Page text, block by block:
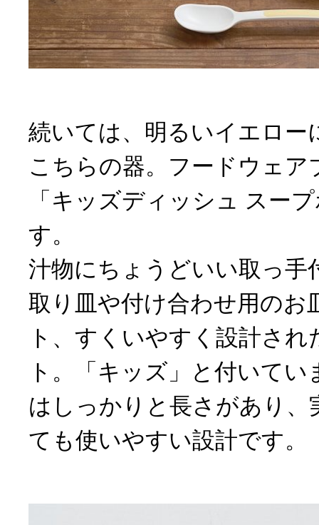
続いては、明るいイエロー
こちらの器。フードウェア
「キッズディッシュ スー
す。
汁物にちょうどいい取っ手
取り皿や付け合わせ用のお
ト、すくいやすく設計さ
ト。「キッズ」と付いて
はしっかりと長さがあり、
ても使いやすい設計です。